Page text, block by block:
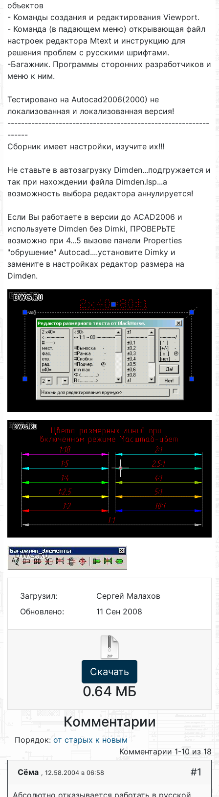
объектов
- Команды создания и редактирования Viewport.
- Команда (в падающем меню) открывающая файл
настроек редактора Mtext и инструкцию для
решения проблем с русскими шрифтами.
-Багажник. Программы сторонних разработчиков и
меню к ним.
Тестировано на Autocad2006(2000) не
локализованная и локализованная версия!
-----------------------------------------------------------
------
Сборник имеет настройки, изучите их!!!
Не ставьте в автозагрузку Dimden...подгружается и
так при нахождении файла Dimden.lsp...а
возможность выбора редактора аннулируется!
Если Вы работаете в версии до ACAD2006 и
используете Dimden без Dimki, ПРОВЕРЬТЕ
возможнo при 4...5 вызове панели Properties
"обрушение" Autocad....установите Dimkу и
замените в настройках редактор размера на
Dimden.
Загрузил:
Сергей Малахов
Обновлено:
11 Сен 2008
Скачать
0.64 МБ
Комментарии
Порядок: от старых к новым
Комментарии 1-10 из 18
Сёма , 12.58.2004 в 06:58 #1
Абсолютно отказывается работать в русской